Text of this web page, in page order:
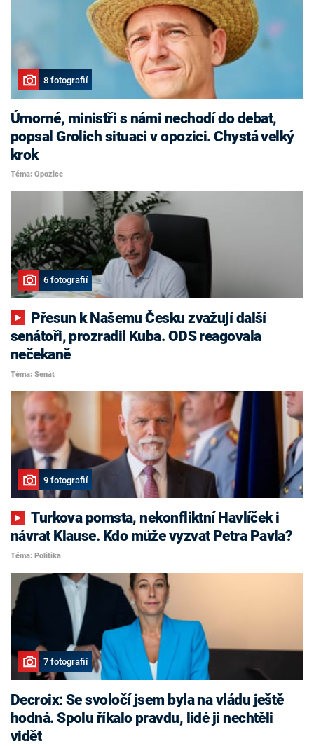
8 fotografií
Úmorné, ministři s námi nechodí do debat,
popsal Grolich situaci v opozici. Chystá velký
krok
Téma: Opozice
6 fotografií
senátoři, prozradil Kuba. ODS reagovala
nečekaně
Téma: Senát
9 fotografií
Turkova pomsta, nekonfliktní Havlíček i
návrat Klause. Kdo může vyzvat Petra Pavla?
Téma: Politika
7 fotografií
Decroix: Se svoločí jsem byla na vládu ještě
hodná. Spolu říkalo pravdu, lidé ji nechtěli
vidět